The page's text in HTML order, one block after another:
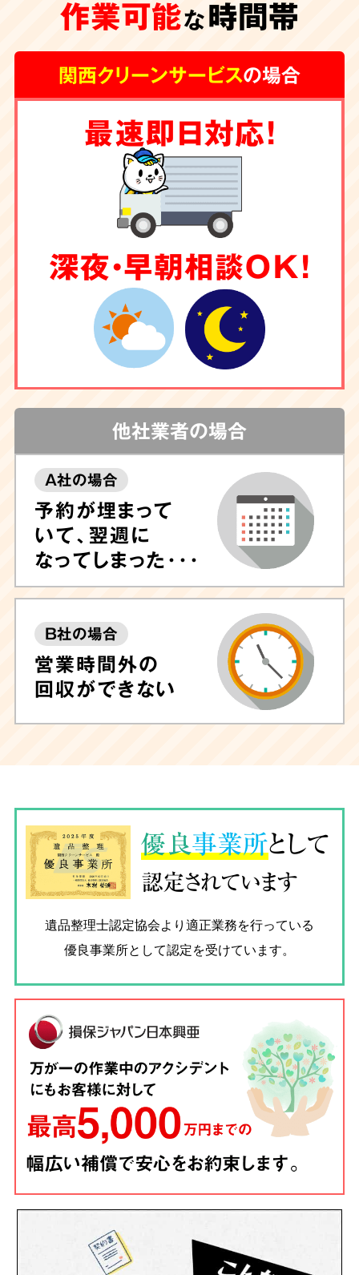
作業可能な時間帯
関西クリーンサービスの場合
最速即日対応！
深夜・早朝相談OK！
他社業者の場合
A社の場合
予約が埋まって
いて、翌週に
なってしまった･･･
B社の場合
営業時間外の
回収ができない
優良事業所として
認定されています
遺品整理士認定協会より適正業務を行っている
優良事業所として認定を受けています。